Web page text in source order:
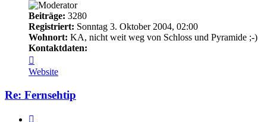
Beiträge: 3280
Registriert: Sonntag 3. Oktober 2004, 02:00
Wohnort: KA, nicht weit weg von Schloss und Pyramide ;-)
Kontaktdaten:
von
Mueck
Website
Re: Fernsehtip